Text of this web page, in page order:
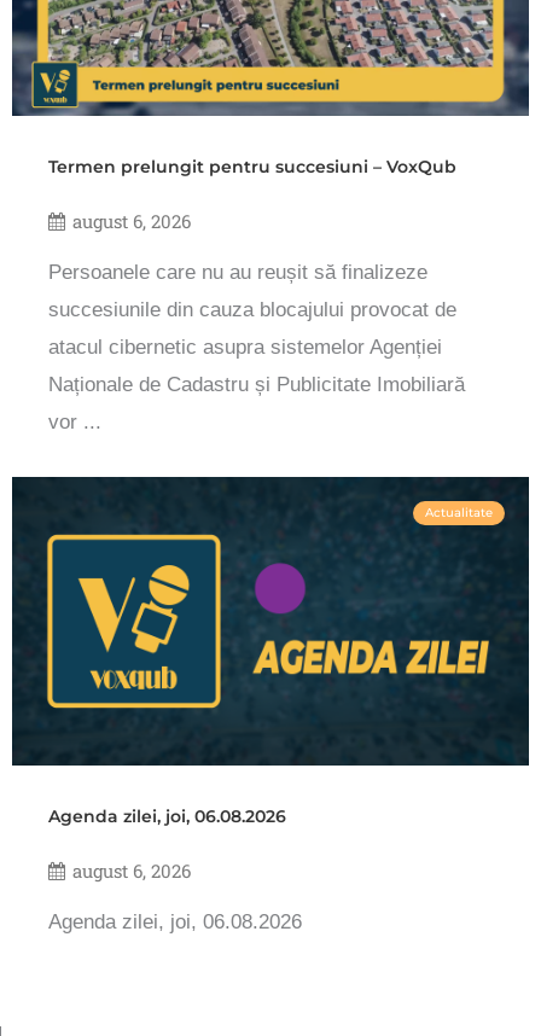
Termen prelungit pentru succesiuni – VoxQub
august 6, 2026
Persoanele care nu au reușit să finalizeze
succesiunile din cauza blocajului provocat de
atacul cibernetic asupra sistemelor Agenției
Naționale de Cadastru și Publicitate Imobiliară
vor ...
Actualitate
Agenda zilei, joi, 06.08.2026
august 6, 2026
Agenda zilei, joi, 06.08.2026